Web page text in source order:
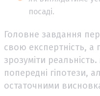
посаді.
Головне завдання
свою експертність, а
зрозуміти
попередні гіпотези,
остаточними